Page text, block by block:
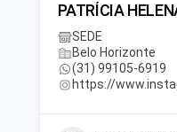
PATRÍCIA
SEDE
Belo Horizonte
(31) 99105-6919
https://